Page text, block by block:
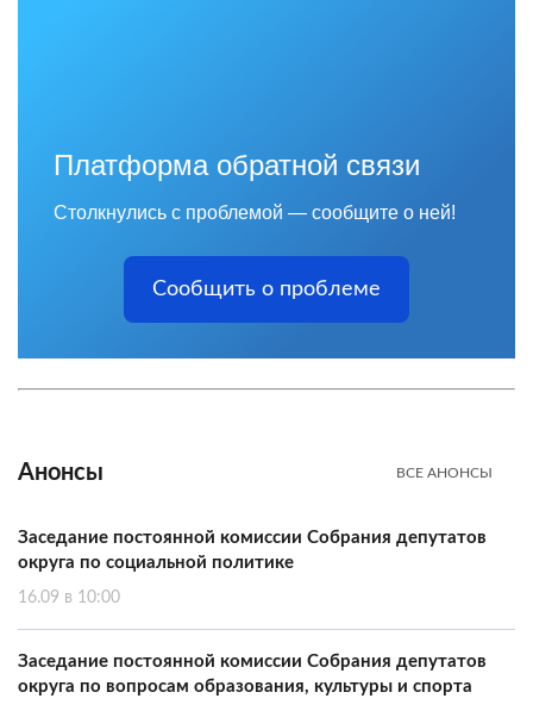
Платформа обратной связи
Столкнулись с проблемой — сообщите о ней!
Сообщить о проблеме
Анонсы ВСЕ АНОНСЫ
Заседание постоянной комиссии Собрания депутатов
округа по социальной политике
16.09 в 10:00
Заседание постоянной комиссии Собрания депутатов
округа по вопросам образования, культуры и спорта